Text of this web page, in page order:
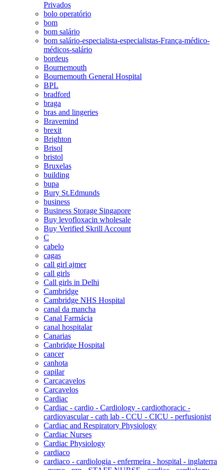
Privados
bolo operatório
bom
bom salário
bom salário-especialista-especialistas-França-médico-
médicos-salário
bordeus
Bournemouth
Bournemouth General Hospital
BPL
bradford
braga
bras and lingeries
Bravemind
brexit
Brighton
Brisol
bristol
Bruxelas
building
bupa
Bury St.Edmunds
business
Business Storage Singapore
Buy levofloxacin wholesale
Buy Verified Skrill Account
C
cabelo
cagas
call girl ajmer
call girls
Call girls in Delhi
Cambridge
Cambridge NHS Hospital
canal da mancha
Canal Farmácia
canal hospitalar
Canarias
Canbridge Hospital
cancer
canhota
capilar
Carcacavelos
Carcavelos
Cardiac
Cardiac - cardio - Cardiology - cardiothoracic -
cardiovascular - cath lab - CCU - CICU - perfusionist
Cardiac and Respiratory Physiology
Cardiac Nurses
Cardiac Physiology
cardiaco
cardiaco - cardiologia - enfermeira - hospital - inglaterra